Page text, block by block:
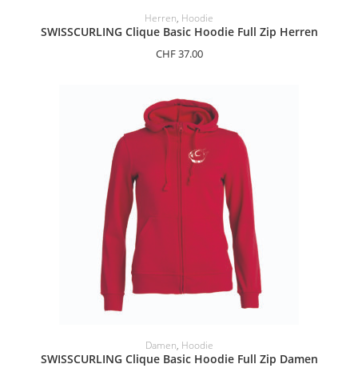
OPTIONEN AUSWÄHLEN
Herren, Hoodie
SWISSCURLING Clique Basic Hoodie Full Zip Herren
CHF37.00
OPTIONEN AUSWÄHLEN
Damen, Hoodie
SWISSCURLING Clique Basic Hoodie Full Zip Damen